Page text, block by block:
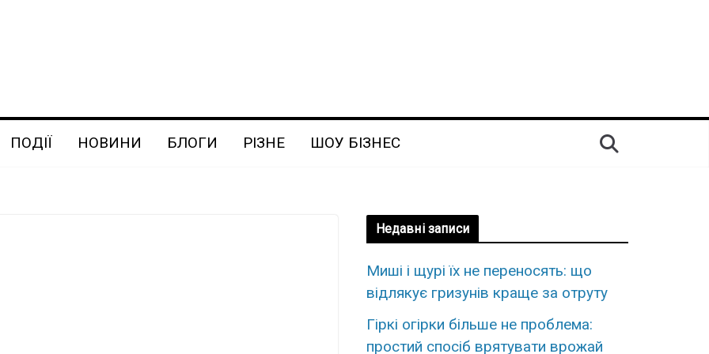
ПОДІЇ НОВИНИ БЛОГИ РІЗНЕ ШОУ БІЗНЕС
Недавні записи
Миші і щурі їх не переносять: що
відлякує гризунів краще за отруту
Гіркі огірки більше не проблема:
простий спосіб врятувати врожай